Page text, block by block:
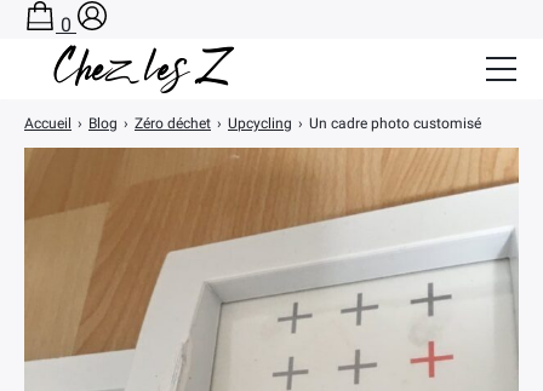
Accueil › Blog › Zéro déchet › Upcycling › Un cadre photo customisé
0
Salle de Bain Zéro Déchet
CONTACT